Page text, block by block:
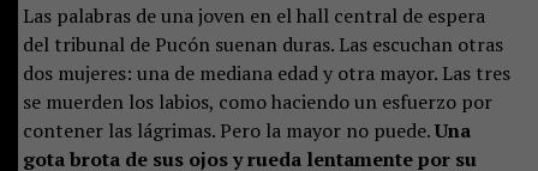
Las palabras de una joven en el hall central de espera
del tribunal de Pucón suenan duras. Las escuchan otras
dos mujeres: una de mediana edad y otra mayor. Las tres
se muerden los labios, como haciendo un esfuerzo por
contener las lágrimas. Pero la mayor no puede.Una
gota brota de sus ojos y rueda lentamente por su